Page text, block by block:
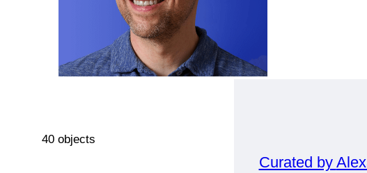
Curated by
40 objects